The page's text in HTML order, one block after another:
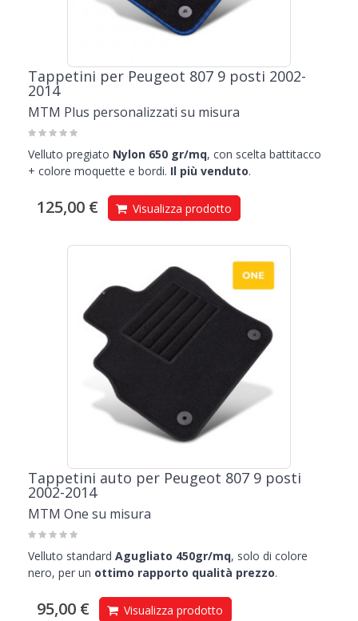
Tappetini per Peugeot 807 9 posti 2002-
2014
MTM Plus personalizzati su misura
Velluto pregiato Nylon 650 gr/mq, con scelta battitacco
+ colore moquette e bordi. Il più venduto.
125,00 € Visualizza prodotto
Tappetini auto per Peugeot 807 9 posti
2002-2014
MTM One su misura
Velluto standard Agugliato 450gr/mq, solo di colore
nero, per un ottimo rapporto qualità prezzo.
95,00 € Visualizza prodotto